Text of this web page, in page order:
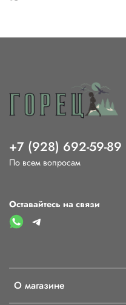
О магазине
+7 (928) 692-59-89
По всем вопросам
Оставайтесь на связи